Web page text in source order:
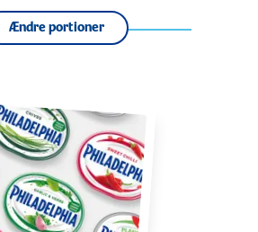
Ændre portioner